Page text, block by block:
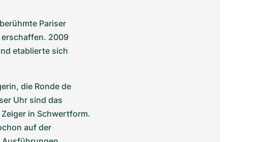
Pariser
2009
etablierte sich
die Ronde de
Uhr sind das
in Schwertform.
auf der